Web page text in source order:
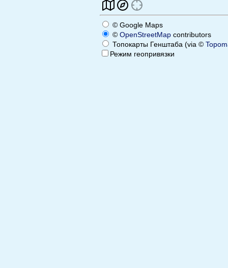
© Google Maps
© OpenStreetMap contributors
Топокарты Генштаба (via ©
Режим геопривязки